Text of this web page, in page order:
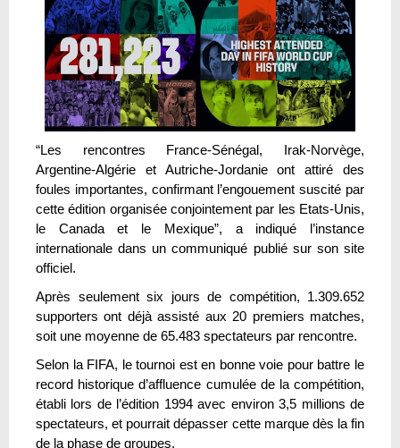
“Les rencontres France-Sénégal, Irak-Norvège,
Argentine-Algérie et Autriche-Jordanie ont attiré des
foules importantes, confirmant l’engouement suscité par
cette édition organisée conjointement par les Etats-Unis,
le Canada et le Mexique”, a indiqué l’instance
internationale dans un communiqué publié sur son site
officiel.
Après seulement six jours de compétition, 1.309.652
supporters ont déjà assisté aux 20 premiers matches,
soit une moyenne de 65.483 spectateurs par rencontre.
Selon la FIFA, le tournoi est en bonne voie pour battre le
record historique d’affluence cumulée de la compétition,
établi lors de l’édition 1994 avec environ 3,5 millions de
spectateurs, et pourrait dépasser cette marque dès la fin
de la phase de groupes.